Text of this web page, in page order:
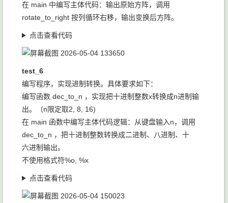
在 main 中编写主体代码：输出原始方阵，调用
rotate_to_right 按列循环右移，输出变换后方阵。
点击查看代码
test_6
编写程序，实现进制转换。具体要求如下：
编写函数 dec_to_n ，实现把十进制整数x转换成n进制输
出。（n限定取2, 8, 16)
在 main 函数中编写主体代码逻辑：从键盘输入n，调用
dec_to_n ，把十进制整数转换成二进制、八进制、十
六进制输出。
不使用格式符%o, %x
点击查看代码